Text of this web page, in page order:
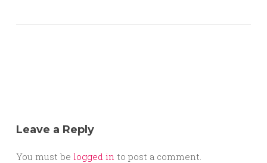
Leave a Reply
You must be logged in to post a comment.